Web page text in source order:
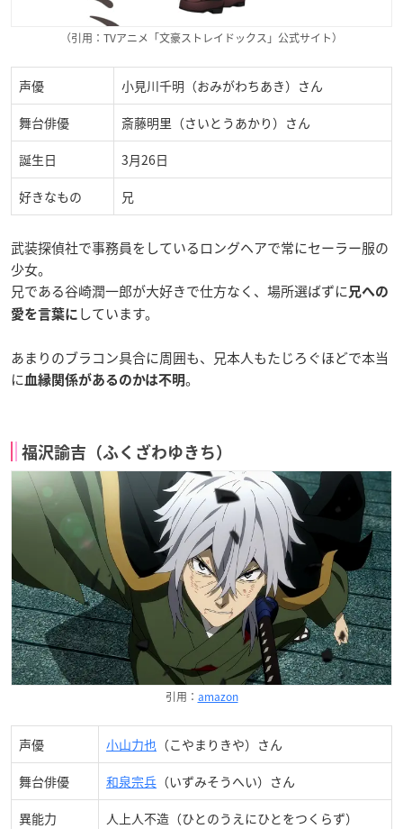
（引用：TVアニメ「文豪ストレイドックス」公式サイト）
声優 小見川千明（おみがわちあき）さん
舞台俳優 斎藤明里（さいとうあかり）さん
誕生日 3月26日
好きなもの 兄
武装探偵社で事務員をしているロングヘアで常にセーラー服の
少女。
兄である谷崎潤一郎が大好きで仕方なく、場所選ばずに 兄への
愛を言葉に しています。
あまりのブラコン具合に周囲も、兄本人もたじろぐほどで本当
に 血縁関係があるのかは不明。
福沢諭吉（ふくざわゆきち）
引用： amazon
声優 小山力也 （こやまりきや）さん
舞台俳優 和泉宗兵 （いずみそうへい）さん
異能力 ​​人上人不造（ひとのうえにひとをつくらず）